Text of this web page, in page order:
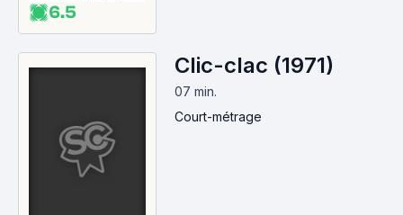
6.5
Clic-clac (1971)
07 min.
Court-métrage